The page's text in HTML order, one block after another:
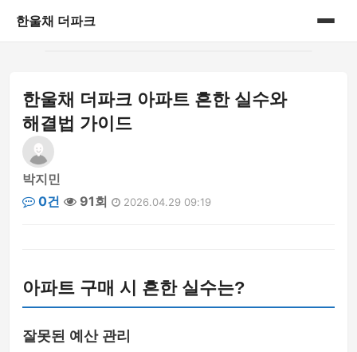
한울채 더파크
게시판
한울채 더파크 아파트 흔한 실수와
해결법 가이드
박지민
0건
91회 2026.04.29 09:19
아파트 구매 시 흔한 실수는?
잘못된 예산 관리